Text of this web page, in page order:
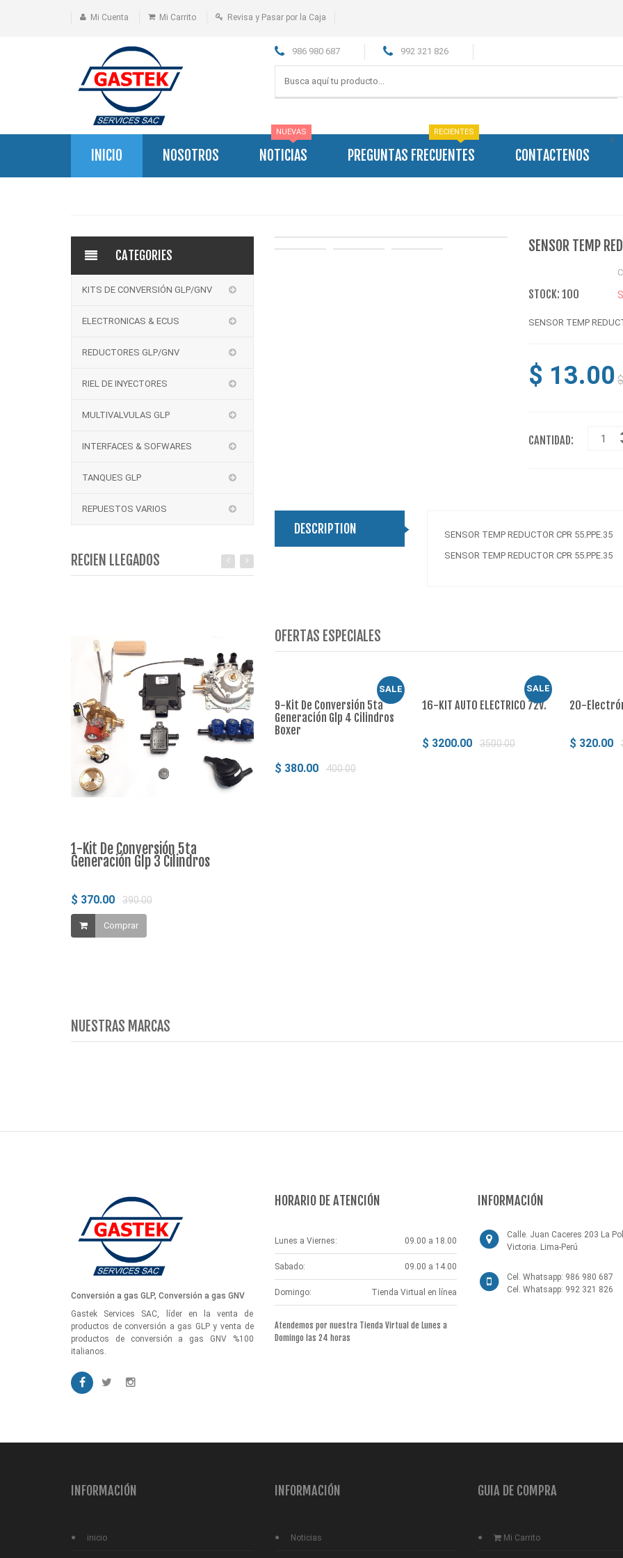
Mi Cuenta Mi Carrito Revisa y Pasar por la Caja
986 980 687 992 321 826
INICIO NOSOTROS
>
NOTICIAS
NUEVAS
PREGUNTAS FRECUENTES
RECIENTES
CONTACTENOS
CATEGORIES
KITS DE CONVERSIÓN GLP/GNV
ELECTRONICAS & ECUS
REDUCTORES GLP/GNV
RIEL DE INYECTORES
MULTIVALVULAS GLP
INTERFACES & SOFWARES
TANQUES GLP
REPUESTOS VARIOS
RECIEN LLEGADOS
1-Kit De Conversión 5ta
Generación Glp 3 Cilindros
$ 370.00 390.00
Comprar
SENSOR TEMP
STOCK: 100
SENSOR TEMP
$ 13.00
CANTIDAD:
DESCRIPTION
SENSOR TEMP REDUCTOR CPR 55.PPE.35
SENSOR TEMP REDUCTOR CPR 55.PPE.35
OFERTAS ESPECIALES
SALE
9-Kit De Conversión 5ta
Generación Glp 4 Cilindros
Boxer
$ 380.00 400.00
SALE
16-KIT AUTO ELECTRICO 72V.
$ 3200.00 3500.00
20-
$ 320.00
NUESTRAS MARCAS
Conversión a gas GLP, Conversión a gas GNV
Gastek Services SAC, líder en la venta de
productos de conversión a gas GLP y venta de
productos de conversión a gas GNV %100
italianos.
HORARIO DE ATENCIÓN
Lunes a Viernes: 09.00 a 18.00
Sabado: 09.00 a 14.00
Domingo: Tienda Virtual en línea
Atendemos por nuestra Tienda Virtual de Lunes a
Domingo las 24 horas
INFORMACIÓN
Calle. Juan Caceres 203 La
Victoria. Lima-Perú
Cel. Whatsapp: 986 980 687
Cel. Whatsapp: 992 321 826
INFORMACIÓN
inicio
INFORMACIÓN
Noticias
GUIA DE COMPRA
Mi Carrito